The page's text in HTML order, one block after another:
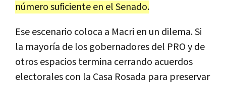
número suficiente en el Senado.
Ese escenario coloca a Macri en un dilema. Si
la mayoría de los gobernadores del PRO y de
otros espacios termina cerrando acuerdos
electorales con la Casa Rosada para preservar